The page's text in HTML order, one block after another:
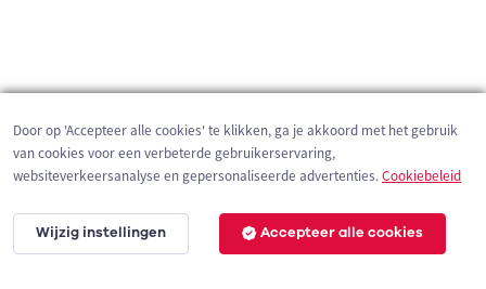
200 m
Door op 'Accepteer alle cookies' te klikken, ga je akkoord met het gebruik
van cookies voor een verbeterde gebruikerservaring,
websiteverkeersanalyse en gepersonaliseerde advertenties.Cookiebeleid
Wijzig instellingen Accepteer alle cookies